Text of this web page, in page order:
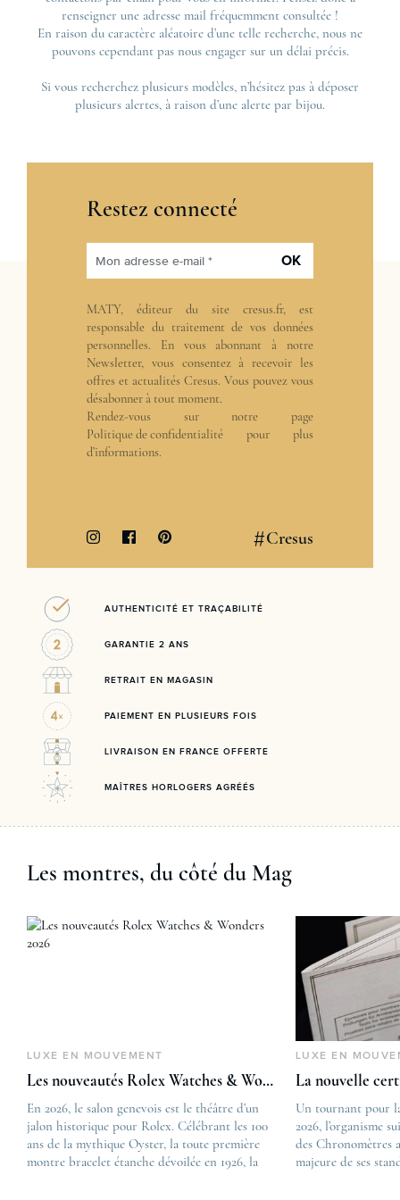
renseigner une adresse mail fréquemment consultée !
En raison du caractère aléatoire d’une telle recherche, nous ne
pouvons cependant pas nous engager sur un délai précis.
Si vous recherchez plusieurs modèles, n’hésitez pas à déposer
plusieurs alertes, à raison d’une alerte par bijou.
Restez connecté
Mon adresse e-mail * OK
MATY, éditeur du site cresus.fr, est
responsable du traitement de vos données
personnelles. En vous abonnant à notre
Newsletter, vous consentez à recevoir les
offres et actualités Cresus. Vous pouvez vous
désabonner à tout moment.
Rendez-vous sur notre page
Politique de confidentialité pour plus
d’informations.
#Cresus
AUTHENTICITÉ ET TRAÇABILITÉ
GARANTIE 2 ANS
RETRAIT EN MAGASIN
PAIEMENT EN PLUSIEURS FOIS
LIVRAISON EN FRANCE OFFERTE
MAÎTRES HORLOGERS AGRÉÉS
Les montres, du côté du Mag
LUXE EN MOUVEMENT
Les nouveautés Rolex Watches & Wonders 2026
En 2026, le salon genevois est le théâtre d’un
jalon historique pour Rolex. Célébrant les 100
ans de la mythique Oyster, la toute première
montre bracelet étanche dévoilée en 1926, la
The post
Les nouveautés
first appeared on
Lovetime
LUXE EN
La nouvelle
Un tournant pour
2026, l’organisme
des Chronomètres
majeure de ses